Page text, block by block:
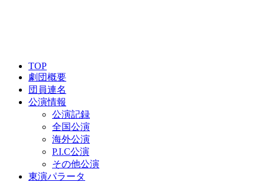
TOP
劇団概要
団員連名
公演情報
公演記録
全国公演
海外公演
P.I.C公演
その他公演
東演パラータ